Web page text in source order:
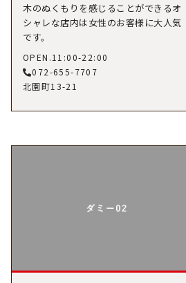
木のぬくもりを感じることができるオ
シャレな店内は女性のお客様に大人気
です。
OPEN.11:00-22:00
072-655-7707
北園町13-21